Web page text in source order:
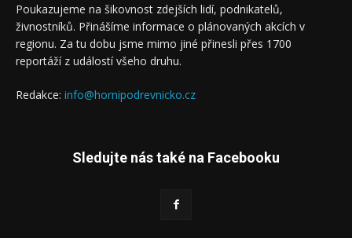
Poukazujeme na šikovnost zdejších lidí, podnikatelů,
živnostníků. Přinášíme informace o plánovaných akcích v
regionu. Za tu dobu jsme mimo jiné přinesli přes 1700
reportáží z událostí všeho druhu.
Redakce: info@hornipodrevnicko.cz
Sledujte nás také na Facebooku